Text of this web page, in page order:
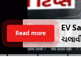
EV
..
Read more